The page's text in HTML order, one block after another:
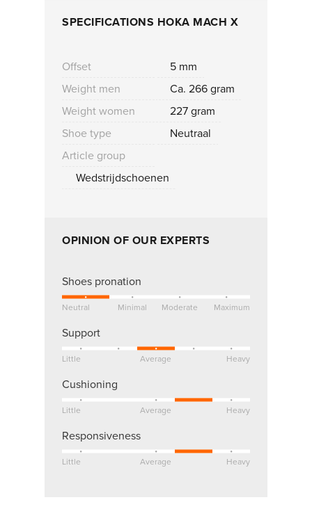
SPECIFICATIONS HOKA MACH X
Offset
5 mm
Weight men
Ca. 266 gram
Weight women
227 gram
Shoe type
Neutraal
Article group
Wedstrijdschoenen
OPINION OF OUR EXPERTS
Shoes pronation
Neutral Minimal Moderate Maximum
Support
Little Average Heavy
Cushioning
Little Average Heavy
Responsiveness
Little Average Heavy